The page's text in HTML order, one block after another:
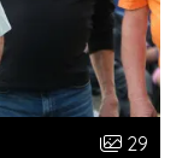
Liczba
29